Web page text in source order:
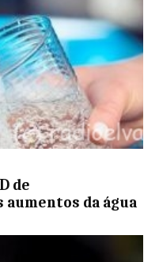
de
aumentos da água